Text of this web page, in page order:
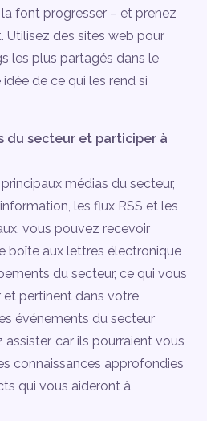
font progresser – et prenez
Utilisez des sites web pour
les plus partagés dans le
idée de ce qui les rend si
du secteur et participer à
médias du secteur,
les flux RSS et les
vous pouvez recevoir
boîte aux lettres électronique
du secteur, ce qui vous
et pertinent dans votre
événements du secteur
car ils pourraient vous
connaissances approfondies
qui vous aideront à